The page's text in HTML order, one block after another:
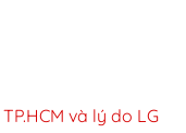
và lý do LG